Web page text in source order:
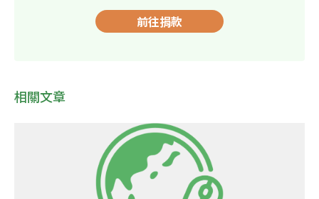
前往捐款
相關文章